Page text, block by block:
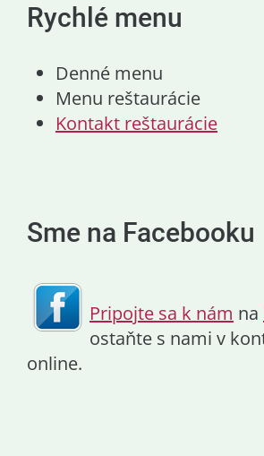
Rychlé menu
Denné menu
Menu reštaurácie
Kontakt reštaurácie
Sme na Facebooku
Pripojte sa k nám na
ostaňte s nami v
online.